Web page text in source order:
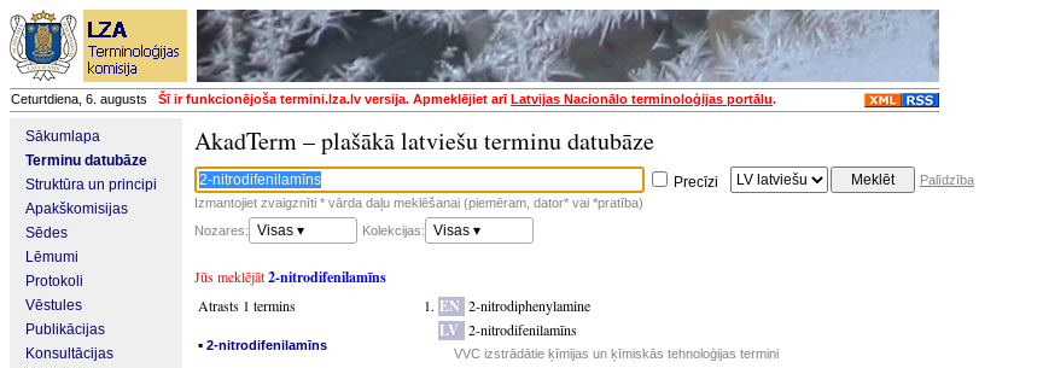
Ceturtdiena, 6. augusts Šī ir funkcionējoša termini.lza.lv versija. Apmeklējiet arīLatvijas Nacionālo terminoloģijas portālu.
Sākumlapa
Terminu datubāze
Struktūra un principi
Apakškomisijas
Sēdes
Lēmumi
Protokoli
Vēstules
Publikācijas
Konsultācijas
AkadTerm – plašākā latviešu terminu datubāze
Precīzi
Palīdzība
Izmantojiet zvaigznīti * vārda daļu meklēšanai (piemēram, dator* vai *pratība)
Nozares:
Visas ▾ Kolekcijas: Visas ▾
Jūs meklējāt2-nitrodifenilamīns
Atrasts 1 termins
▪ 2-nitrodifenilamīns
EN 2-nitrodiphenylamine
LV 2-nitrodifenilamīns
VVC izstrādātie ķīmijas un ķīmiskās tehnoloģijas termini